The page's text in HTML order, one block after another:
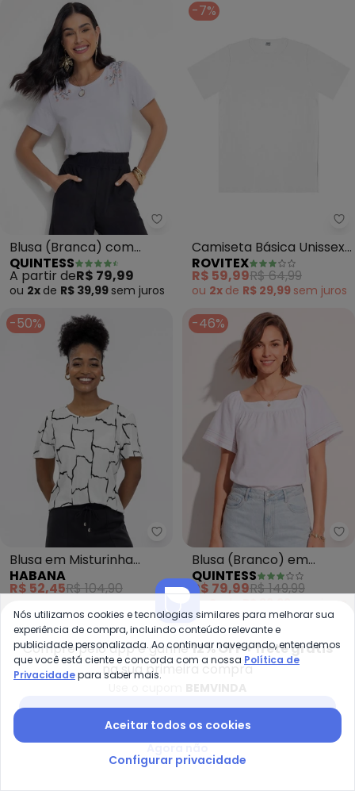
Quintess - Blusa (Branca) com
Blusa (Branca) com
Bordados em Ramos
QUINTESS
A partir deR$ 79,99
ou 2x de R$ 39,99 sem juros
-7%
Camiseta Básica Unissex
(Branco)
ROVITEX
R$ 59,99R$ 64,99
ou 2x de R$ 29,99 sem juros
-50%
Habana - Blusa em Misturinha
Blusa em Misturinha
(Branco)
HABANA
R$ 52,45R$ 104,90
-46%
Blusa (Branco) em
Tricoline
QUINTESS
R$ 79,99R$ 149,99
-35% -50%
Compre pelo app e ganhe12% OFF + frete grátis
na sua primeira compra
Nós utilizamos cookies e tecnologias similares para melhorar sua
experiência de compra, incluindo conteúdo relevante e
publicidade personalizada. Ao continuar navegando, entendemos
que você está ciente e concorda com a nossa Política de
Privacidadepara saber mais.
Aceitar todos os cookies
Configurar privacidade